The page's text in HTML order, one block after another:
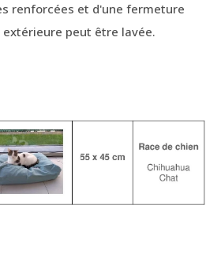
renforcées et d'une fermeture
peut être lavée.